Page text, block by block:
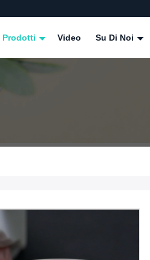
Prodotti Video Su Di Noi